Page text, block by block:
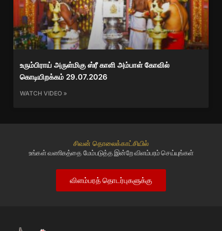
உரும்பிராய் அருள்மிகு ஸ்ரீ காளி அம்பாள் கோவில்
கொடியிறக்கம் 29.07.2026
WATCH VIDEO »
சிவன் தொலைக்காட்சியில்
உங்கள் வணிகத்தை மேம்படுத்த இன்றே விளம்பரம் செய்யுங்கள்
விளம்பரத் தொடர்புகளுக்கு